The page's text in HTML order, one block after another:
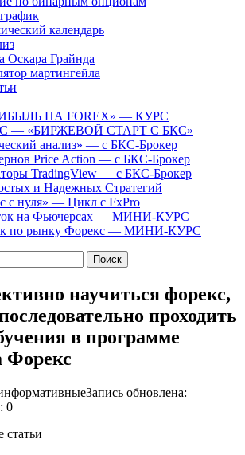
календарь
Оскара Грайнда
мартингейла
НА FOREX» — КУРС
— «БИРЖЕВОЙ СТАРТ С БКС»
анализ» — с БКС-Брокер
Price Action — с БКС-Брокер
TradingView — с БКС-Брокер
и Надежных Стратегий
с нуля» — Цикл с FxPro
на Фьючерсах — МИНИ-КУРС
по рынку Форекс — МИНИ-КУРС
научиться форекс,
проходить
в программе
Запись обновлена:
0
статьи